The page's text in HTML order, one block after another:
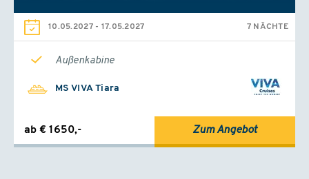
10.05.2027- 17.05.2027 7 NÄCHTE
Außenkabine
MS VIVA Tiara
ab € 1650,- Zum Angebot